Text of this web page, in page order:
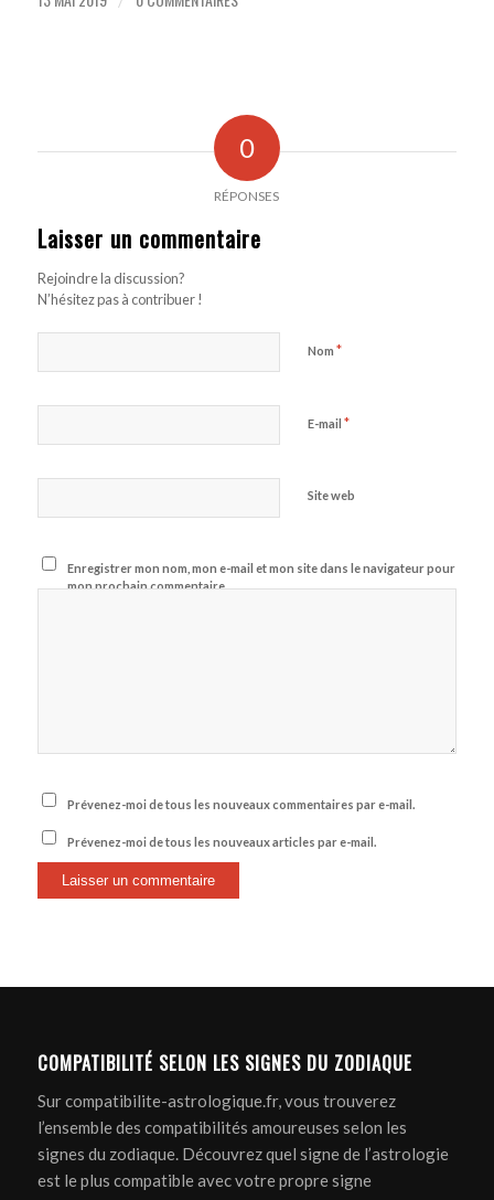
0
RÉPONSES
Laisser un commentaire
Rejoindre la discussion?
N’hésitez pas à contribuer !
Nom *
E-mail *
Site web
Enregistrer mon nom, mon e-mail et mon site dans le navigateur pour
mon prochain commentaire.
Prévenez-moi de tous les nouveaux commentaires par e-mail.
Prévenez-moi de tous les nouveaux articles par e-mail.
COMPATIBILITÉ SELON LES SIGNES DU ZODIAQUE
Sur compatibilite-astrologique.fr, vous trouverez
l’ensemble des compatibilités amoureuses selon les
signes du zodiaque. Découvrez quel signe de l’astrologie
est le plus compatible avec votre propre signe